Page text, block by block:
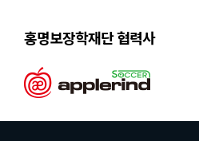
홍명보장학재단 협력사